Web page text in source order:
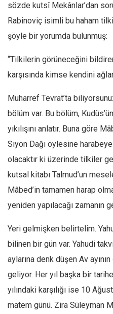
sözde kutsî Mekânlar’dan
Rabinoviç isimli bu haham
şöyle bir yorumda bulunmuş:
“Tilkilerin görüneceğini
karşısında kimse kendini
Muharref Tevrat’ta
bölüm var. Bu bölüm,
yıkılışını anlatır. Buna göre
Siyon Dağı öylesine
olacaktır ki üzerinde tilkiler
kutsal kitabı Talmud’un
Mâbed’in tamamen harap
yeniden yapılacağı zamanın
Yeri gelmişken belirtelim.
bilinen bir gün var. Yahudi
aylarına denk düşen Av
geliyor. Her yıl başka bir
yılındaki karşılığı ise 10
matem günü. Zira Süleyman